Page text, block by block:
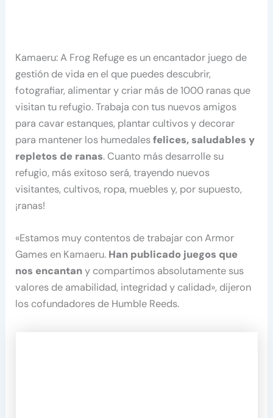
Kamaeru: A Frog Refuge es un encantador juego de
gestión de vida en el que puedes descubrir,
fotografiar, alimentar y criar más de 1000 ranas que
visitan tu refugio. Trabaja con tus nuevos amigos
para cavar estanques, plantar cultivos y decorar
para mantener los humedalesfelices, saludables y
repletos de ranas. Cuanto más desarrolle su
refugio, más exitoso será, trayendo nuevos
visitantes, cultivos, ropa, muebles y, por supuesto,
¡ranas!
«Estamos muy contentos de trabajar con Armor
Games en Kamaeru. Han publicado juegos que
nos encantany compartimos absolutamente sus
valores de amabilidad, integridad y calidad», dijeron
los cofundadores de Humble Reeds.